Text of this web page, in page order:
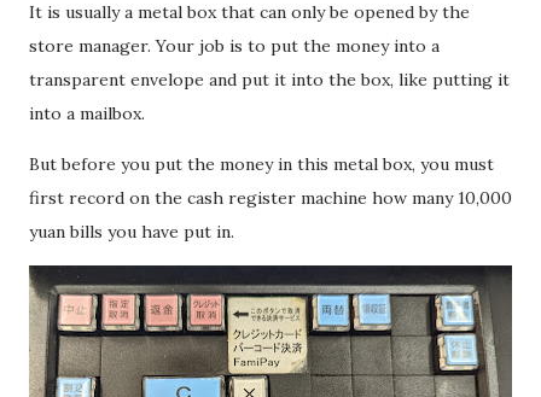
须记住的一项固定流程。 整个过程其实没有想象中困难 在出发之
前，我最担心的是： 门口电话应该怎么说？ 敬语会不会说错？
会不会因为不会商务敬语而出问题？ 要不要准备很多寒暄？ 真正
经历之后才发现，这些担心其实没...
It is usually a metal box that can only be opened by the
store manager. Your job is to put the money into a
transparent envelope and put it into the box, like putting it
into a mailbox.
But before you put the money in this metal box, you must
first record on the cash register machine how many 10,000
yuan bills you have put in.